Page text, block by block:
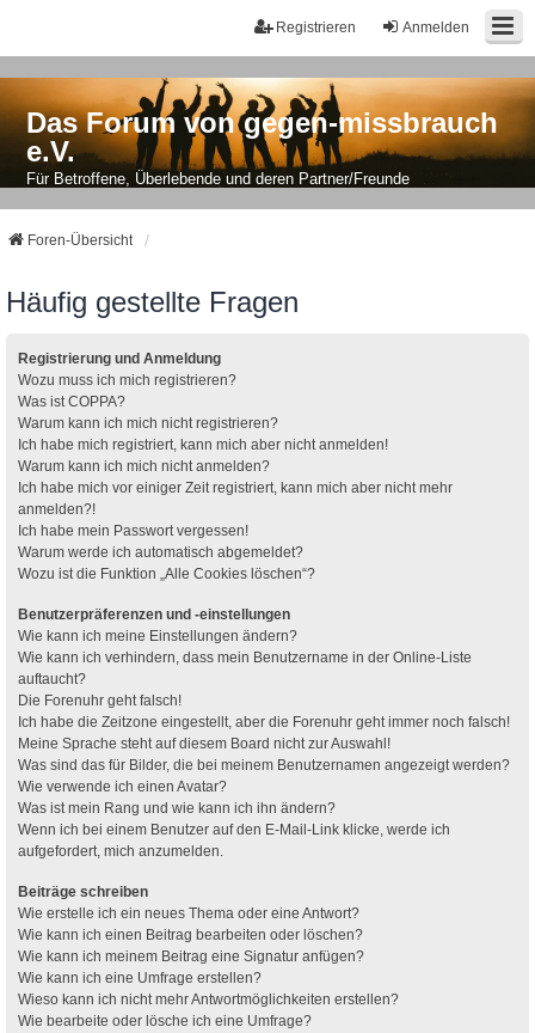
Anmelden
Registrieren
Das Forum von gegen-missbrauch
e.V.
Für Betroffene, Überlebende und deren Partner/Freunde
Foren-Übersicht
Häufig gestellte Fragen
Registrierung und Anmeldung
Wozu muss ich mich registrieren?
Was ist COPPA?
Warum kann ich mich nicht registrieren?
Ich habe mich registriert, kann mich aber nicht anmelden!
Warum kann ich mich nicht anmelden?
Ich habe mich vor einiger Zeit registriert, kann mich aber nicht mehr
anmelden?!
Ich habe mein Passwort vergessen!
Warum werde ich automatisch abgemeldet?
Wozu ist die Funktion „Alle Cookies löschen“?
Benutzerpräferenzen und -einstellungen
Wie kann ich meine Einstellungen ändern?
Wie kann ich verhindern, dass mein Benutzername in der Online-Liste
auftaucht?
Die Forenuhr geht falsch!
Ich habe die Zeitzone eingestellt, aber die Forenuhr geht immer noch falsch!
Meine Sprache steht auf diesem Board nicht zur Auswahl!
Was sind das für Bilder, die bei meinem Benutzernamen angezeigt werden?
Wie verwende ich einen Avatar?
Was ist mein Rang und wie kann ich ihn ändern?
Wenn ich bei einem Benutzer auf den E-Mail-Link klicke, werde ich
aufgefordert, mich anzumelden.
Beiträge schreiben
Wie erstelle ich ein neues Thema oder eine Antwort?
Wie kann ich einen Beitrag bearbeiten oder löschen?
Wie kann ich meinem Beitrag eine Signatur anfügen?
Wie kann ich eine Umfrage erstellen?
Wieso kann ich nicht mehr Antwortmöglichkeiten erstellen?
Wie bearbeite oder lösche ich eine Umfrage?